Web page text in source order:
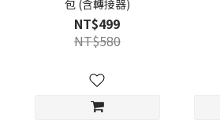
包 (含轉接器)
NT$499
NT$580